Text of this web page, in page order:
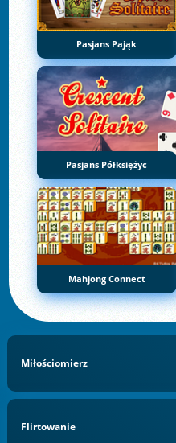
Pasjans Pająk
Pasjans Półksiężyc
Mahjong Connect
Miłościomierz
Flirtowanie